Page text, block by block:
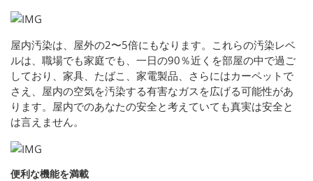
屋内汚染は、屋外の2〜5倍にもなります。これらの汚染レベ
ルは、職場でも家庭でも、一日の90％近くを部屋の中で過ご
しており、家具、たばこ、家電製品、さらにはカーペットで
さえ、屋内の空気を汚染する有害なガスを広げる可能性があ
ります。屋内でのあなたの安全と考えていても真実は安全と
は言えません。
便利な機能を満載